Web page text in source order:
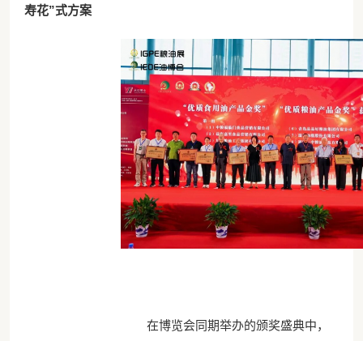
寿花”式方案
在博览会同期举办的颁奖盛典中，